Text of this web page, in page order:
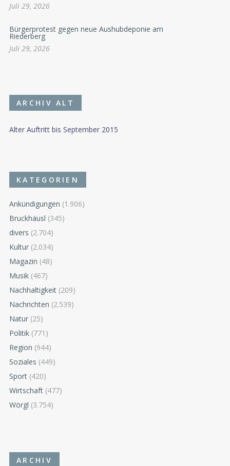
Juli 29, 2026
Bürgerprotest gegen neue Aushubdeponie am
Riederberg
Juli 29, 2026
ARCHIV ALT
Alter Auftritt bis September 2015
KATEGORIEN
Ankündigungen (1.906)
Bruckhäusl (345)
divers (2.704)
Kultur (2.034)
Magazin (48)
Musik (467)
Nachhaltigkeit (209)
Nachrichten (2.539)
Natur (25)
Politik (771)
Region (944)
Soziales (449)
Sport (420)
Wirtschaft (477)
Wörgl (3.754)
ARCHIV